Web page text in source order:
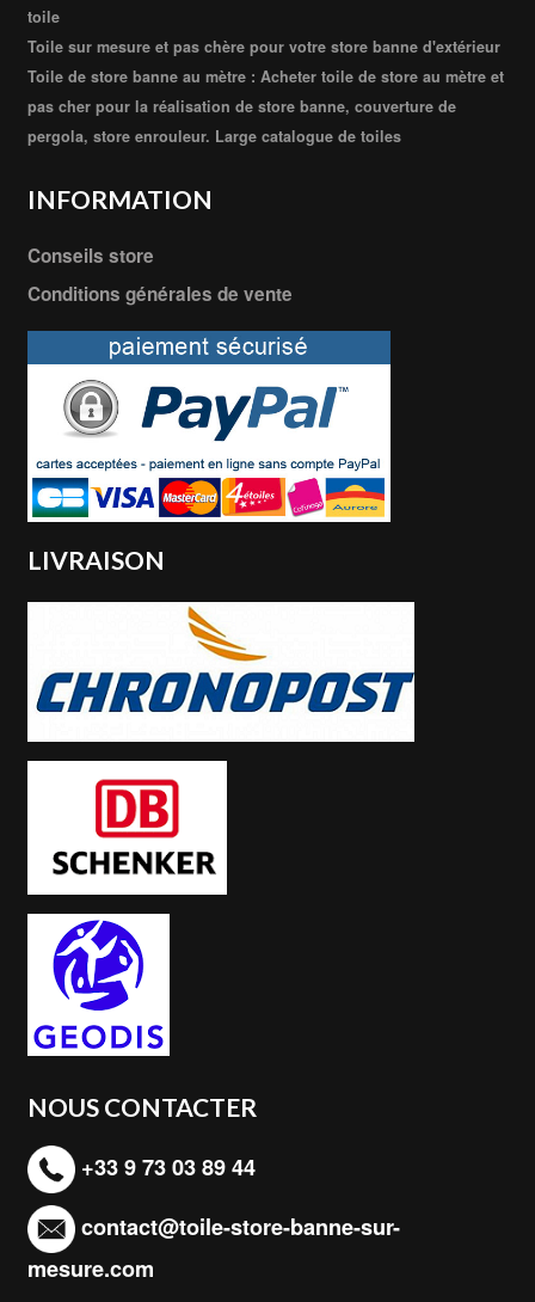
toile
Toile sur mesure et pas chère pour votre store banne d'extérieur
Toile de store banne au mètre : Acheter toile de store au mètre et
pas cher pour la réalisation de store banne, couverture de
pergola, store enrouleur. Large catalogue de toiles
INFORMATION
Conseils store
Conditions générales de vente
LIVRAISON
NOUS CONTACTER
+33 9 73 03 89 44
contact@toile-store-banne-sur-
mesure.com